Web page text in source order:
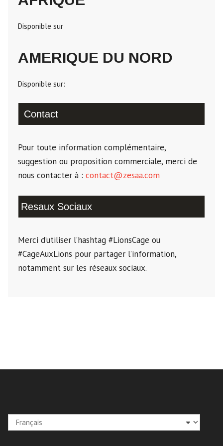
Disponible sur
AMERIQUE DU NORD
Disponible sur:
Contact
Pour toute information complémentaire,
suggestion ou proposition commerciale, merci de
nous contacter à : contact@zesaa.com
Resaux Sociaux
Merci d’utiliser l’hashtag #LionsCage ou
#CageAuxLions pour partager l’information,
notamment sur les réseaux sociaux.
Choisir
une